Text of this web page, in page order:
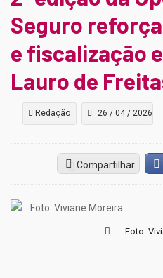
Seguro
e fiscalização
Lauro de
Redação 26 / 04 / 2026
Compartilhar
Foto: